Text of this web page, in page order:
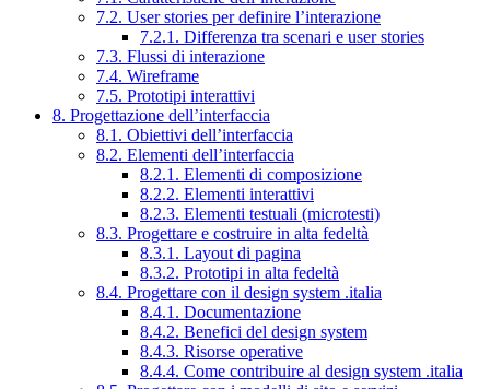
7.2. User stories per definire l’interazione
7.2.1. Differenza tra scenari e user stories
7.3. Flussi di interazione
7.4. Wireframe
7.5. Prototipi interattivi
8. Progettazione dell’interfaccia
8.1. Obiettivi dell’interfaccia
8.2. Elementi dell’interfaccia
8.2.1. Elementi di composizione
8.2.2. Elementi interattivi
8.2.3. Elementi testuali (microtesti)
8.3. Progettare e costruire in alta fedeltà
8.3.1. Layout di pagina
8.3.2. Prototipi in alta fedeltà
8.4. Progettare con il design system .italia
8.4.1. Documentazione
8.4.2. Benefici del design system
8.4.3. Risorse operative
8.4.4. Come contribuire al design system .italia